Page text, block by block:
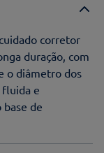
corretor
duração, com
o diâmetro dos
e
de